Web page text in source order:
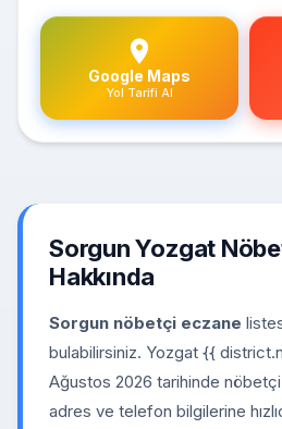
Google Maps
Yol Tarifi Al
Sorgun Yozgat
Hakkında
Sorgun nöbetçi eczane
bulabilirsiniz. Yozgat {{
Ağustos 2026 tarihinde
adres ve telefon bilgilerine